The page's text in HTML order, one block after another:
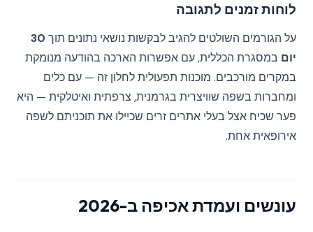
לוחות זמנים לתגובה
על הגורמים השולטים להגיב לבקשות נושאי נתונים תוך 30
יום במסגרת הכללית, עם אפשרות הארכה בהודעה מנומקת
במקרים מורכבים. מוכנות תפעולית לחלון זה — עם כלים
ומחברות בשפה שוויצרית בגרמנית, צרפתית ואיטלקית — היא
פער שכיח אצל בעלי אתרים זרים שכיילו את תוכניתם לשפה
אירופאית אחת.
עונשים ועמדת אכיפה ב-2026